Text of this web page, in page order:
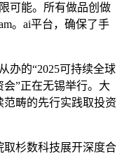
可能。所有做品创做
。ai平台，确保了手
的“2025可持续全球
”正在无锡举行。大
畴的先行实践取投资
杉数科技展开深度合